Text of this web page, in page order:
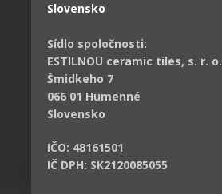
Slovensko
Sídlo spoločnosti:
ESTILNOU ceramic tiles, s. r. o.
Šmidkeho 7
066 01 Humenné
Slovensko
IČO: 48161501
IČ DPH: SK2120085055